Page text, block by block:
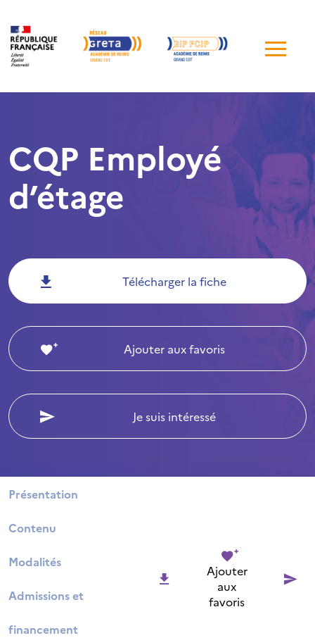
de
CQP Employé
d’étage
Télécharger la fiche
Ajouter aux favoris
Je suis intéressé
Présentation
Contenu
Modalités
Admissions et
financement
Ajouter
aux
favoris